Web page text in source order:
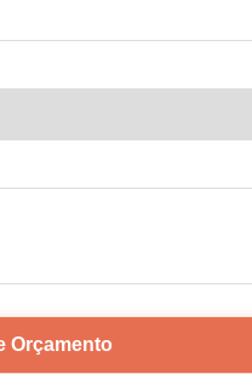
Orçamento